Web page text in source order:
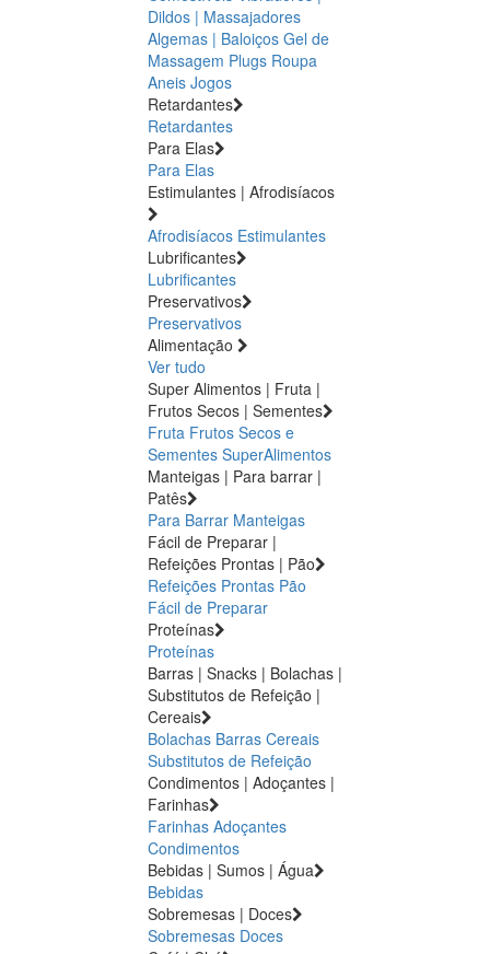
Dildos | Massajadores
Algemas | Baloiços Gel de
Massagem Plugs Roupa
Aneis Jogos
Retardantes
Retardantes
Para Elas
Para Elas
Estimulantes | Afrodisíacos
Afrodisíacos Estimulantes
Lubrificantes
Lubrificantes
Preservativos
Preservativos
Alimentação
Ver tudo
Super Alimentos | Fruta |
Frutos Secos | Sementes
Fruta Frutos Secos e
Sementes SuperAlimentos
Manteigas | Para barrar |
Patês
Para Barrar Manteigas
Fácil de Preparar |
Refeições Prontas | Pão
Refeições Prontas Pão
Fácil de Preparar
Proteínas
Proteínas
Barras | Snacks | Bolachas |
Substitutos de Refeição |
Cereais
Bolachas Barras Cereais
Substitutos de Refeição
Condimentos | Adoçantes |
Farinhas
Farinhas Adoçantes
Condimentos
Bebidas | Sumos | Água
Bebidas
Sobremesas | Doces
Sobremesas Doces